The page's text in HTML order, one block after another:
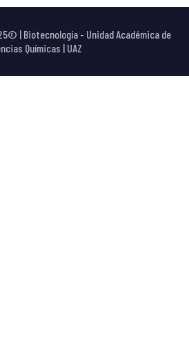
| Biotecnología - Unidad Académica de
Químicas | UAZ